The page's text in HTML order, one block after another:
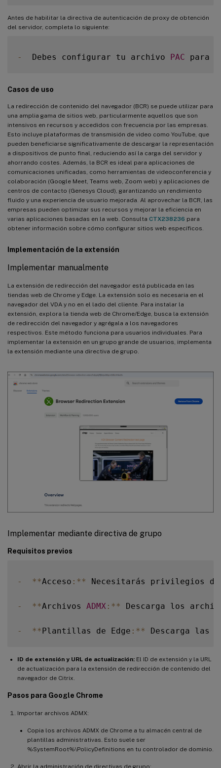
Antes de habilitar la directiva de autenticación de proxy de obtención
del servidor, completa lo siguiente:
-
  Debes configurar tu archivo
PAC para
Casos de uso
La redirección de contenido del navegador (BCR) se puede utilizar para
una amplia gama de sitios web, particularmente aquellos que son
intensivos en recursos y accedidos con frecuencia por las empresas.
Esto incluye plataformas de transmisión de video como YouTube, que
pueden beneficiarse significativamente de descargar la representación
a dispositivos de punto final, reduciendo así la carga del servidor y
ahorrando costes. Además, la BCR es ideal para aplicaciones de
comunicaciones unificadas, como herramientas de videoconferencia y
colaboración (Google Meet, Teams web, Zoom web) y aplicaciones de
centros de contacto (Genesys Cloud), garantizando un rendimiento
fluido y una experiencia de usuario mejorada. Al aprovechar la BCR, las
empresas pueden optimizar sus recursos y mejorar la eficiencia en
varias aplicaciones basadas en la web. Consulta CTX238236 para
obtener información sobre cómo configurar sitios web específicos.
Implementación de la extensión
Implementar manualmente
La extensión de redirección del navegador está publicada en las
tiendas web de Chrome y Edge. La extensión solo es necesaria en el
navegador del VDA y no en el lado del cliente. Para instalar la
extensión, explora la tienda web de Chrome/Edge, busca la extensión
de redirección del navegador y agrégala a los navegadores
respectivos. Este método funciona para usuarios individuales. Para
implementar la extensión en un grupo grande de usuarios, implementa
la extensión mediante una directiva de grupo.
Implementar mediante directiva de grupo
Requisitos previos
- **Acceso : ** Necesitarás privilegios
- **Archivos ADMX : ** Descarga los
- **Plantillas de Edge : ** Descarga las
ID de extensión y URL de actualización: El ID de extensión y la URL
de actualización para la extensión de redirección de contenido del
navegador de Citrix.
Pasos para Google Chrome
Importar archivos ADMX:
Copia los archivos ADMX de Chrome a tu almacén central de
plantillas administrativas. Esto suele ser
%SystemRoot%\PolicyDefinitions en tu controlador de dominio.
Abrir la administración de directivas de grupo: